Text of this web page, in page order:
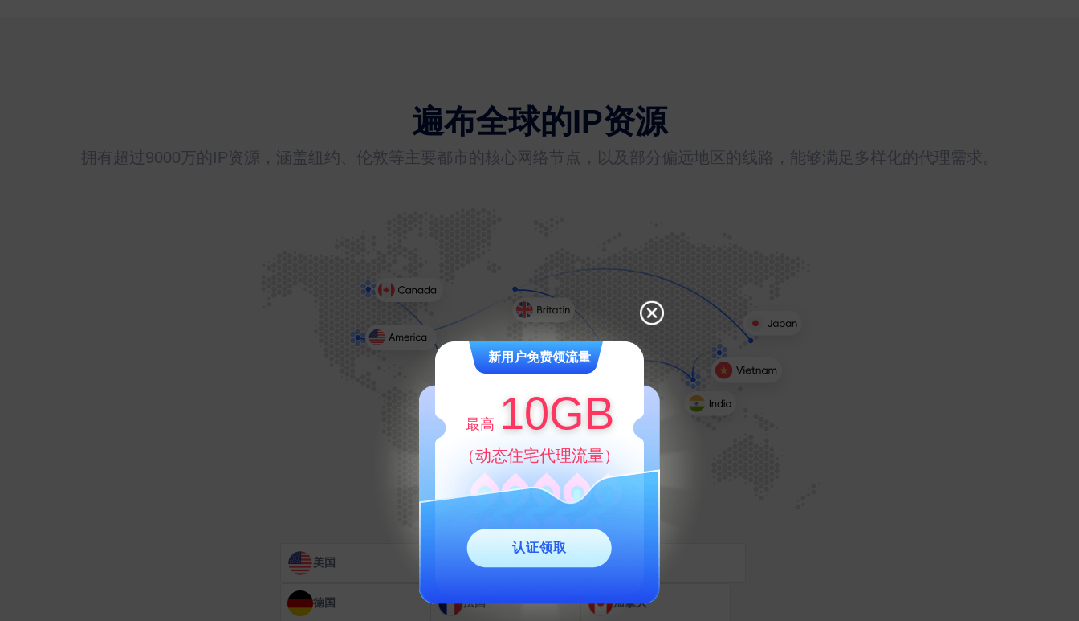
遍布全球的IP资源
拥有超过9000万的IP资源，涵盖纽约、伦敦等主要都市的核心网络节点，以及部分偏远地区的线路，能够满足多样化的代理需求。
美国
德国 法国 加拿大
新用户免费领流量
最高 10GB
（动态住宅代理流量）
认证领取